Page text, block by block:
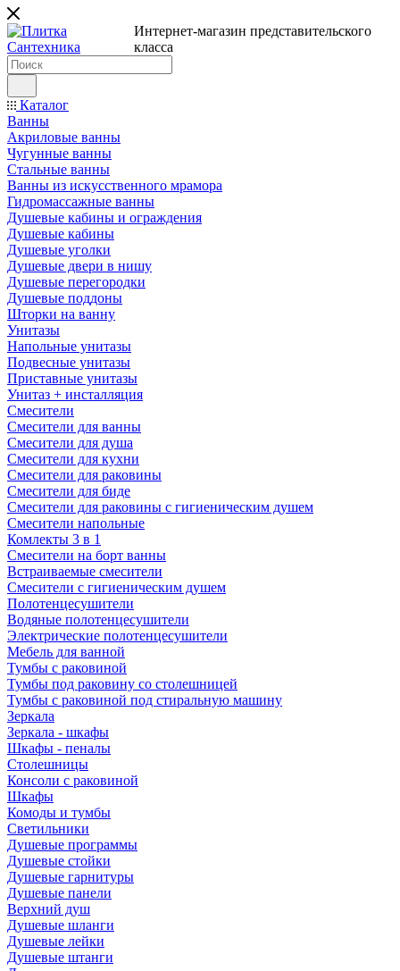
Интернет-магазин представительского
класса
Каталог
Ванны
Акриловые ванны
Чугунные ванны
Стальные ванны
Ванны из искусственного мрамора
Гидромассажные ванны
Душевые кабины и ограждения
Душевые кабины
Душевые уголки
Душевые двери в нишу
Душевые перегородки
Душевые поддоны
Шторки на ванну
Унитазы
Напольные унитазы
Подвесные унитазы
Приставные унитазы
Унитаз + инсталляция
Смесители
Смесители для ванны
Смесители для душа
Смесители для кухни
Смесители для раковины
Смесители для биде
Смесители для раковины с гигиеническим душем
Смесители напольные
Комлекты 3 в 1
Смесители на борт ванны
Встраиваемые смесители
Смесители с гигиеническим душем
Полотенцесушители
Водяные полотенцесушители
Электрические полотенцесушители
Мебель для ванной
Тумбы с раковиной
Тумбы под раковину со столешницей
Тумбы с раковиной под стиральную машину
Зеркала
Зеркала - шкафы
Шкафы - пеналы
Столешницы
Консоли с раковиной
Шкафы
Комоды и тумбы
Светильники
Душевые программы
Душевые стойки
Душевые гарнитуры
Душевые панели
Верхний душ
Душевые шланги
Душевые лейки
Душевые штанги